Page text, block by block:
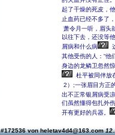
起了干燥的死皮，
止血药已经不多了
萧令月一听，眉头
以往下去，还没等
屑病和什么病
其他受伤的人：“他
身边的龙鳞卫忽然
杜平被同伴放
2）;一张眉目方正
出不正常银屑病受
们虽然懂得包扎外
开有更好的兵器。
#172536 von heletav4d4@163.com